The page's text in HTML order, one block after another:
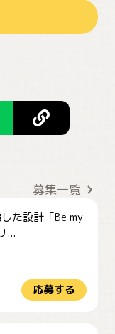
募集一覧
た設計「Be my
...
応募する